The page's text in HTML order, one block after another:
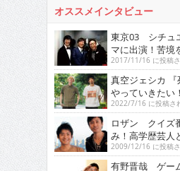
オススメインタビュー
東京03 シチュ
マに出演！苦境
2017/11/16 に投稿
真空ジェシカ
やっていきたい
2022/7/16 に投稿さ
ロザン クイズ
み！高学歴芸人
2009/12/16 に投稿
有野晋哉 ゲー